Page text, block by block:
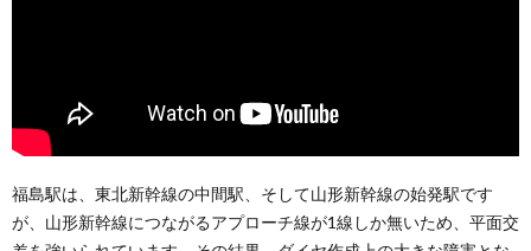
福島駅は、東北新幹線の中間駅、そして山形新幹線の始発駅です
が、山形新幹線につながるアプローチ線が1線しか無いため、平面交